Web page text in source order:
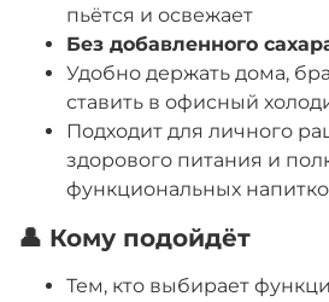
пьётся и освежает
Без добавленного
Удобно держать дома,
ставить в офисный
Подходит для личного
здорового питания и
функциональных
👤 Кому подойдёт
Тем, кто выбирает